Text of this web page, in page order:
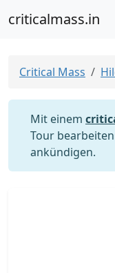
criticalmass.in
Critical Mass
Mit einem
Tour
ankündigen.